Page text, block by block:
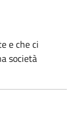
e che ci
società